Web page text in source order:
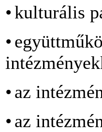
•kulturális
•
•az
•az